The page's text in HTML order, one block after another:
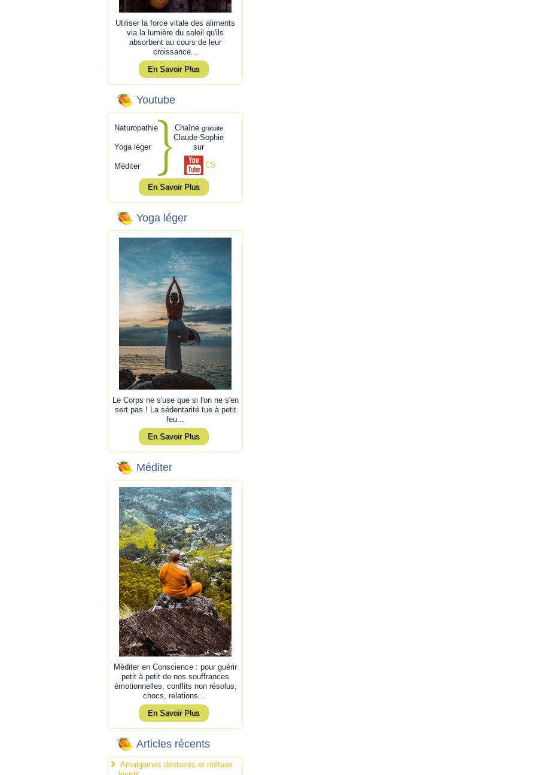
Utiliser la force vitale des aliments
via la lumière du soleil qu'ils
absorbent au cours de leur
croissance...
En Savoir Plus
Youtube
Naturopathie
Yoga léger
Méditer
Chaîne gratuite
Claude-Sophie
sur
CS
En Savoir Plus
Yoga léger
Le Corps ne s'use que si l'on ne s'en
sert pas ! La sédentarité tue à petit
feu...
En Savoir Plus
Méditer
Méditer en Conscience : pour guérir
petit à petit de nos souffrances
émotionnelles, conflits non résolus,
chocs, relations...
En Savoir Plus
Articles récents
Amalgames dentaires et métaux